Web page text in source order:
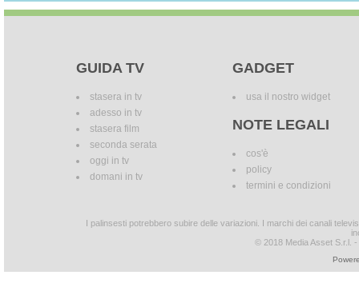
GUIDA TV
stasera in tv
adesso in tv
stasera film
seconda serata
oggi in tv
domani in tv
GADGET
usa il nostro widget
NOTE LEGALI
cos'è
policy
termini e condizioni
I palinsesti potrebbero subire delle variazioni. I marchi dei canali
© 2018 Media Asset S.r.l.